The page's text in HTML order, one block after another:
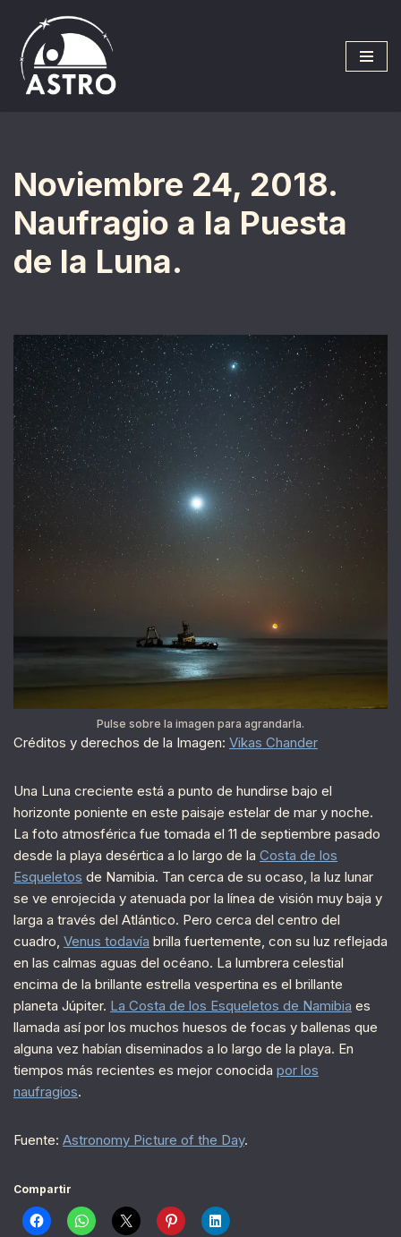
Saltar
al
contenido
Noviembre 24, 2018.
Naufragio a la Puesta
de la Luna.
Pulse sobre la imagen para agrandarla.
Créditos y derechos de la Imagen: Vikas Chander
Una Luna creciente está a punto de hundirse bajo el
horizonte poniente en este paisaje estelar de mar y noche.
La foto atmosférica fue tomada el 11 de septiembre pasado
desde la playa desértica a lo largo de la Costa de los
Esqueletos de Namibia. Tan cerca de su ocaso, la luz lunar
se ve enrojecida y atenuada por la línea de visión muy baja y
larga a través del Atlántico. Pero cerca del centro del
cuadro, Venus todavía brilla fuertemente, con su luz reflejada
en las calmas aguas del océano. La lumbrera celestial
encima de la brillante estrella vespertina es el brillante
planeta Júpiter. La Costa de los Esqueletos de Namibia es
llamada así por los muchos huesos de focas y ballenas que
alguna vez habían diseminados a lo largo de la playa. En
tiempos más recientes es mejor conocida por los
naufragios.
Fuente: Astronomy Picture of the Day.
Compartir